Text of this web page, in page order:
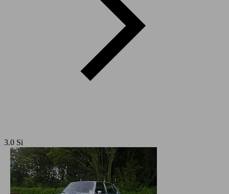
3.0 Si